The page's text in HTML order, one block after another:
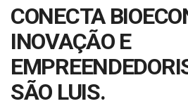
CONECTA
INOVAÇÃO E
SÃO LUIS.